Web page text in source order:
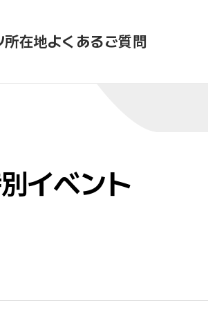
所在地よくあるご質問
イベント